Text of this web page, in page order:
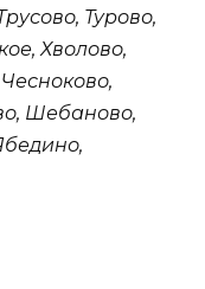
Турово,
Хволово,
Шебаново,